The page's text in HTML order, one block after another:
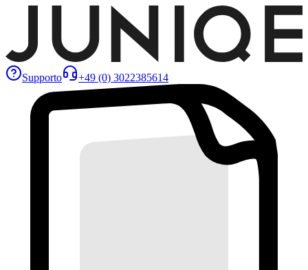
Supporto +49 (0) 3022385614